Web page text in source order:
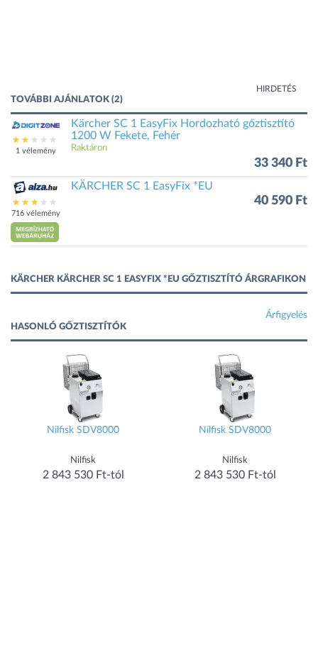
HIRDETÉS
TOVÁBBI AJÁNLATOK (2)
1 vélemény
Kärcher SC 1 EasyFix Hordozható gőztisztító
1200 W Fekete, Fehér
Raktáron
33 340 Ft
716 vélemény
KÄRCHER SC 1 EasyFix *EU
40 590 Ft
KÄRCHER KÄRCHER SC 1 EASYFIX *EU GŐZTISZTÍTÓ ÁRGRAFIKON
Árfigyelés
HASONLÓ GŐZTISZTÍTÓK
Nilfisk SDV8000
Nilfisk
2 843 530 Ft-tól
Nilfisk SDV8000
Nilfisk
2 843 530 Ft-tól